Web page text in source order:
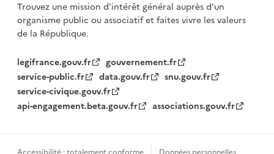
Trouvez une mission d'intérêt général auprès d’un
organisme publicou associatif et faites vivre les valeurs
de la République.
legifrance.gouv.fr
gouvernement.fr
service-public.fr
data.gouv.fr
snu.gouv.fr
service-civique.gouv.fr
api-engagement.beta.gouv.fr
associations.gouv.fr